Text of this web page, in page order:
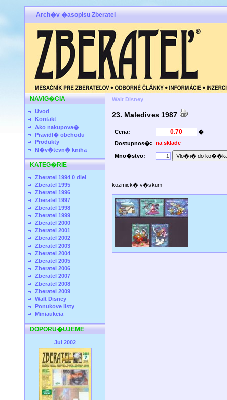
Arch�v �asopisu Zberatel
NAVIG�CIA
Uvod
Kontakt
Ako nakupova�
Pravidl� obchodu
Produkty
N�v�tevn� kniha
KATEG�RIE
Zberatel 1994 0 diel
Zberatel 1995
Zberatel 1996
Zberatel 1997
Zberatel 1998
Zberatel 1999
Zberatel 2000
Zberatel 2001
Zberatel 2002
Zberatel 2003
Zberatel 2004
Zberatel 2005
Zberatel 2006
Zberatel 2007
Zberatel 2008
Zberatel 2009
Walt Disney
Ponukove listy
Miniaukcia
DOPORU�UJEME
Jul 2002
Walt Disney
23. Maledives 1987
Cena:
�
Dostupnos�:
na sklade
Mno�stvo:
kozmick� v�skum